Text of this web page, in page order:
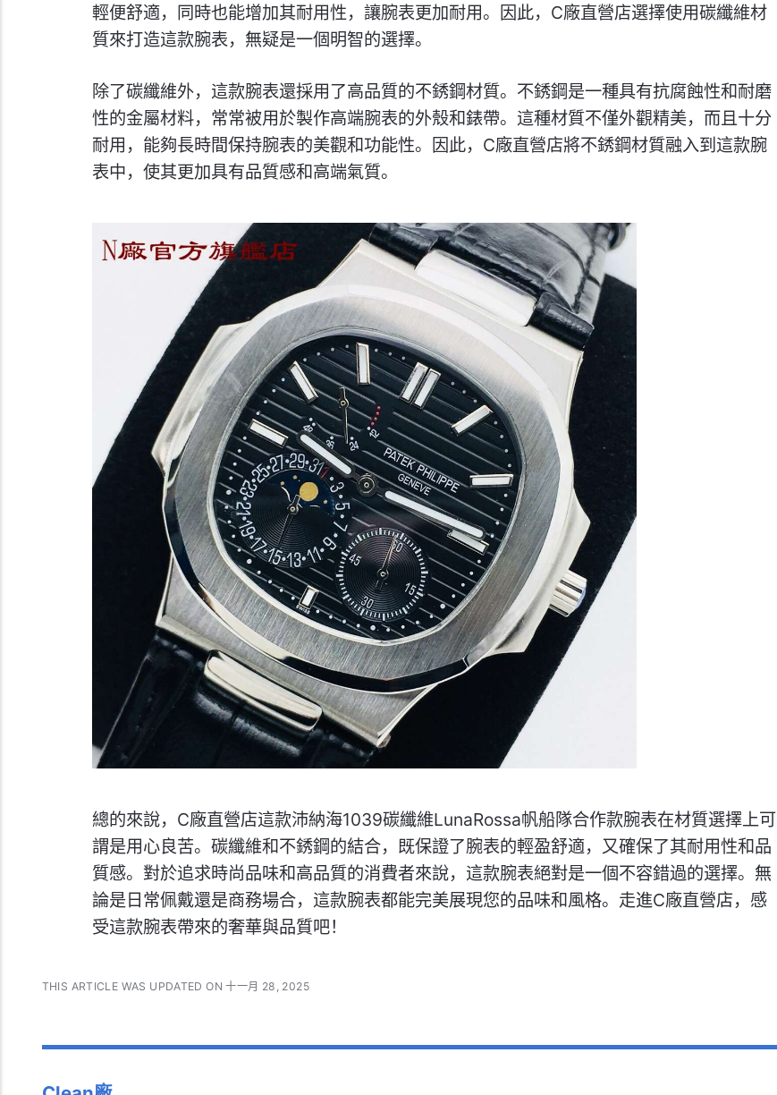
輕便舒適，同時也能增加其耐用性，讓腕表更加耐用。因此，C廠直營店選擇使用碳纖維材
質來打造這款腕表，無疑是一個明智的選擇。
除了碳纖維外，這款腕表還採用了高品質的不銹鋼材質。不銹鋼是一種具有抗腐蝕性和耐磨
性的金屬材料，常常被用於製作高端腕表的外殼和錶帶。這種材質不僅外觀精美，而且十分
耐用，能夠長時間保持腕表的美觀和功能性。因此，C廠直營店將不銹鋼材質融入到這款腕
表中，使其更加具有品質感和高端氣質。
總的來說，C廠直營店這款沛納海1039碳纖維LunaRossa帆船隊合作款腕表在材質選擇上可
謂是用心良苦。碳纖維和不銹鋼的結合，既保證了腕表的輕盈舒適，又確保了其耐用性和品
質感。對於追求時尚品味和高品質的消費者來說，這款腕表絕對是一個不容錯過的選擇。無
論是日常佩戴還是商務場合，這款腕表都能完美展現您的品味和風格。走進C廠直營店，感
受這款腕表帶來的奢華與品質吧！
THIS ARTICLE WAS UPDATED ON 十一月 28, 2025